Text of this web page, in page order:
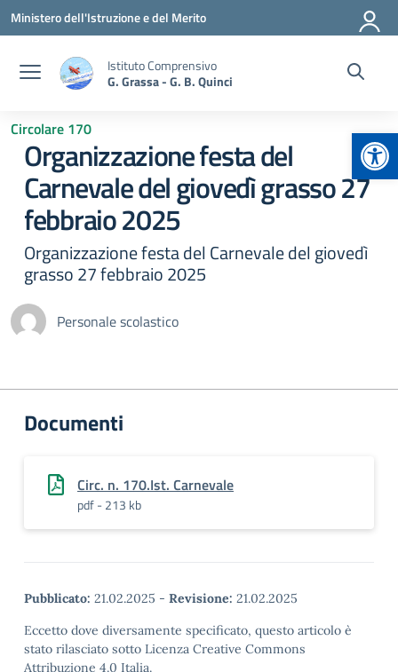
Vai ai contenuti
Vai al menu di navigazione
Vai al footer
Ministero dell'Istruzione e del Merito
Istituto Comprensivo
G. Grassa - G. B. Quinci
Circolare 170
Organizzazione festa del
Carnevale del giovedì grasso 27
febbraio 2025
Organizzazione festa del Carnevale del giovedì
grasso 27 febbraio 2025
Personale scolastico
Documenti
Circ. n. 170.Ist. Carnevale
pdf - 213 kb
Pubblicato: 21.02.2025 - Revisione: 21.02.2025
Eccetto dove diversamente specificato, questo articolo è
stato rilasciato sotto Licenza Creative Commons
Attribuzione 4.0 Italia.